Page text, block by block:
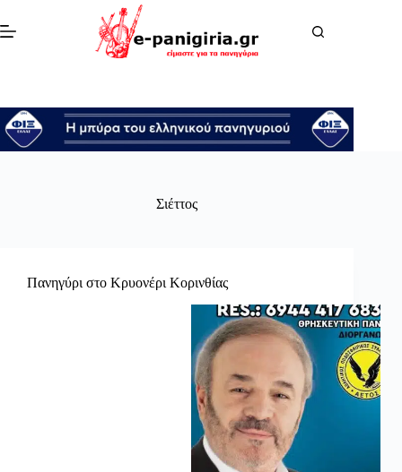
στο
περιεχόμενο
Σιέττος
Πανηγύρι στο Κρυονέρι Κορινθίας